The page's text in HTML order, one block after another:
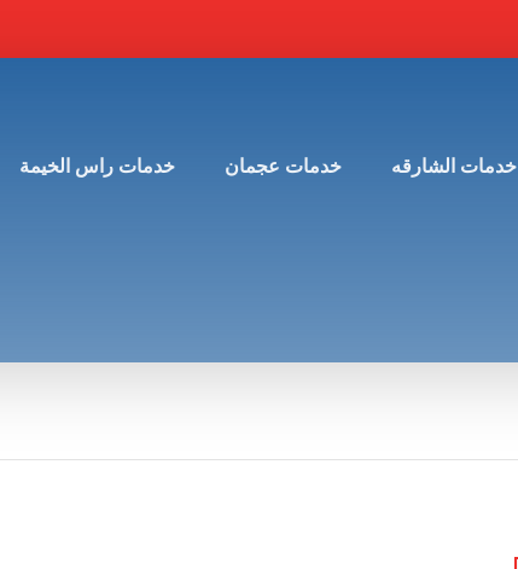
خدمات الشارقه خدمات عجمان خدمات راس الخيمة